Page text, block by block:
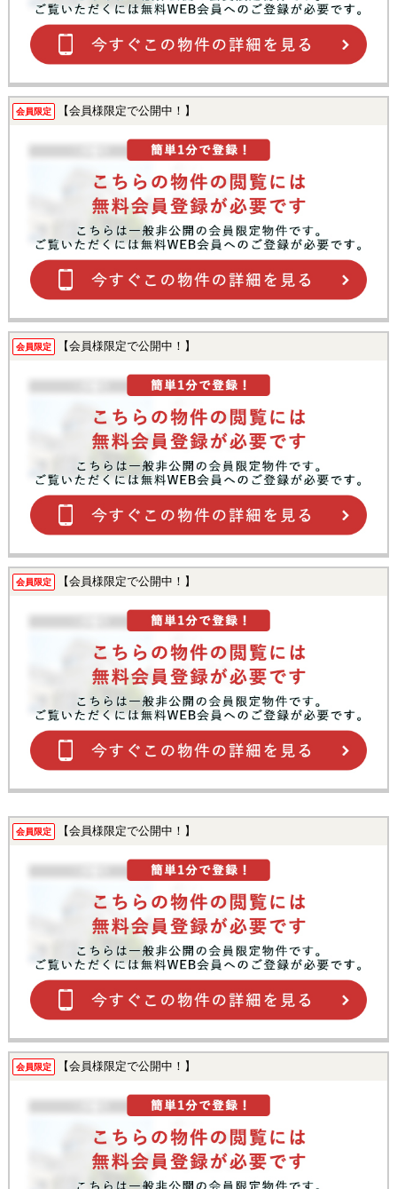
会員限定 【会員様限定で公開中！】
会員限定 【会員様限定で公開中！】
会員限定 【会員様限定で公開中！】
会員限定 【会員様限定で公開中！】
会員限定 【会員様限定で公開中！】